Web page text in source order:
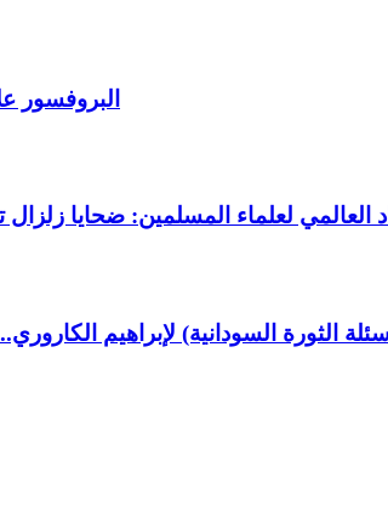
البروفسور
العالمي لعلماء المسلمين: ضحايا
الثورة السودانية) لإبراهيم